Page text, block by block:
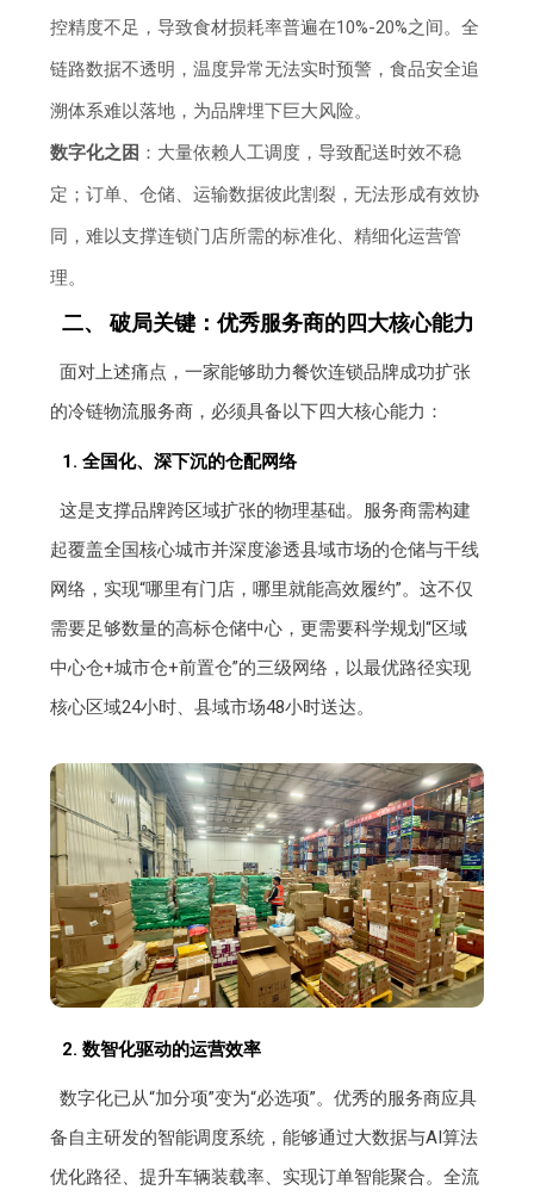
控精度不足，导致食材损耗率普遍在10%-20%之间。全
链路数据不透明，温度异常无法实时预警，食品安全追
溯体系难以落地，为品牌埋下巨大风险。
数字化之困 ：大量依赖人工调度，导致配送时效不稳
定；订单、仓储、运输数据彼此割裂，无法形成有效协
同，难以支撑连锁门店所需的标准化、精细化运营管
理。
二、 破局关键：优秀服务商的四大核心能力
面对上述痛点，一家能够助力餐饮连锁品牌成功扩张
的冷链物流服务商，必须具备以下四大核心能力：
1. 全国化、深下沉的仓配网络
这是支撑品牌跨区域扩张的物理基础。服务商需构建
起覆盖全国核心城市并深度渗透县域市场的仓储与干线
网络，实现“哪里有门店，哪里就能高效履约”。这不仅
需要足够数量的高标仓储中心，更需要科学规划“区域
中心仓+城市仓+前置仓”的三级网络，以最优路径实现
核心区域24小时、县域市场48小时送达。
2. 数智化驱动的运营效率
数字化已从“加分项”变为“必选项”。优秀的服务商应具
备自主研发的智能调度系统，能够通过大数据与AI算法
优化路径、提升车辆装载率、实现订单智能聚合。全流